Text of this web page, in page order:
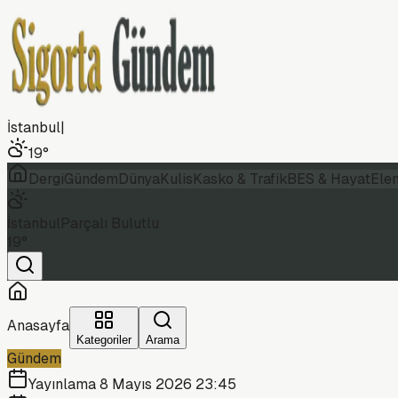
İstanbul|
19°
DergiGündemDünyaKulisKasko & TrafikBES & Hayat
Anasayfa
Kategoriler Arama
Gündem
Yayınlama8 Mayıs 2026 23:45